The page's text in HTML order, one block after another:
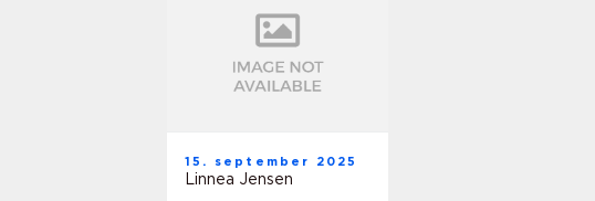
15. september 2025
Linnea Jensen